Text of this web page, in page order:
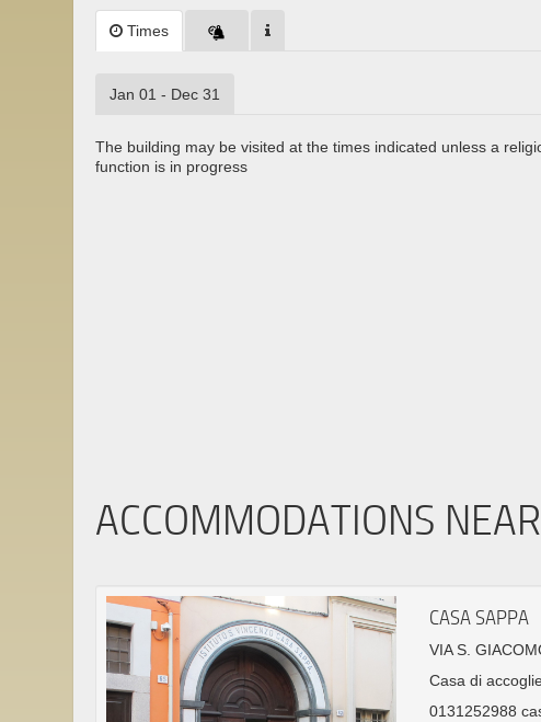
Times
Jan 01 - Dec 31
The building may be visited at the times indicated unless a
function is in progress
ACCOMMODATIONS
CASA SAPPA
VIA S.
Casa di
0131252988